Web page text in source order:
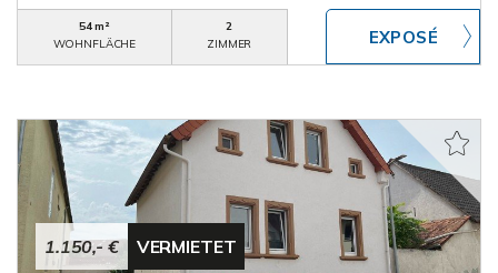
54 m²
WOHNFLÄCHE
2
ZIMMER
1.150,- € VERMIETET